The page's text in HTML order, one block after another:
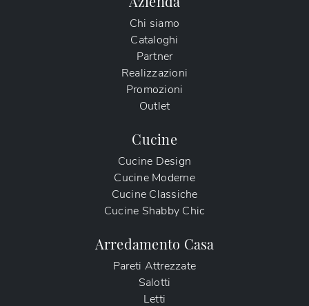
Chi siamo
Cataloghi
Partner
Realizzazioni
Promozioni
Outlet
Cucine
Cucine Design
Cucine Moderne
Cucine Classiche
Cucine Shabby Chic
Arredamento Casa
Pareti Attrezzate
Salotti
Letti